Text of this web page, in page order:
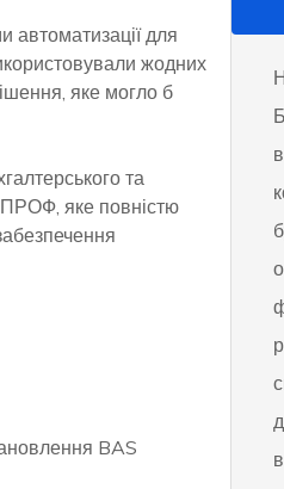
автоматизації для
жодних
яке могло б
та
ПРОФ, яке повністю
BAS